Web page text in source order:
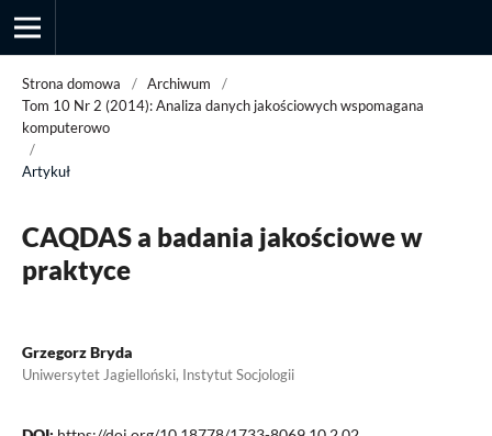
Strona domowa / Archiwum
/
Tom 10 Nr 2 (2014): Analiza danych jakościowych wspomagana
komputerowo
/
Artykuł
CAQDAS a badania jakościowe w
praktyce
Grzegorz Bryda
Uniwersytet Jagielloński, Instytut Socjologii